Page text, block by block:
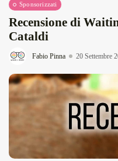
Sponsorizzati
Recensione di
Cataldi
Fabio Pinna 20 Settembre